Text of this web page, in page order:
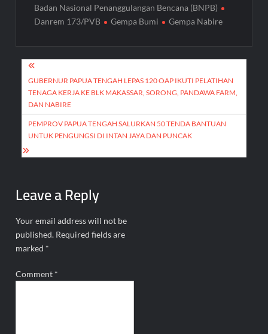
Badan Nasional Penanggulangan Bencana (BNPB)
Danrem 173/PVB
Gempa Bumi Gempa Nabire
Post
navigation
GUBERNUR PAPUA TENGAH LEPAS 120 OAP IKUTI PELATIHAN
TENAGA KERJA KE BLK MAKASSAR, SORONG, PANDAWA FARM,
DAN NABIRE
PEMPROV PAPUA TENGAH SALURKAN 50 TENDA BANTUAN
UNTUK PENGUNGSI DI INTAN JAYA DAN PUNCAK
Leave a Reply
Your email address will not be
published. Required fields are
marked *
Comment *